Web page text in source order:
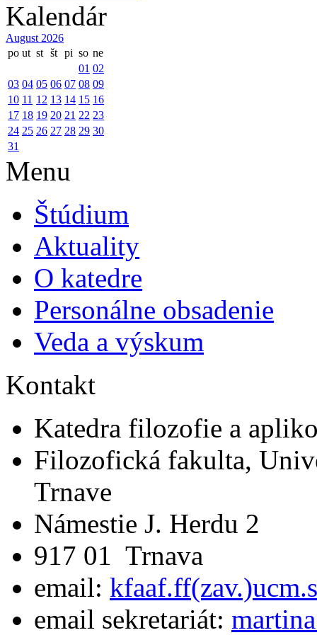
Kalendár
August 2026
po ut st št pi so ne
01 02
03 04 05 06 07 08 09
10 11 12 13 14 15 16
17 18 19 20 21 22 23
24 25 26 27 28 29 30
31
Menu
Štúdium
Aktuality
O katedre
Personálne obsadenie
Veda a výskum
Kontakt
Katedra filozofie a
Filozofická fakulta,
Trnave
Námestie J. Herdu 2
917 01 Trnava
email:
email sekretariát: